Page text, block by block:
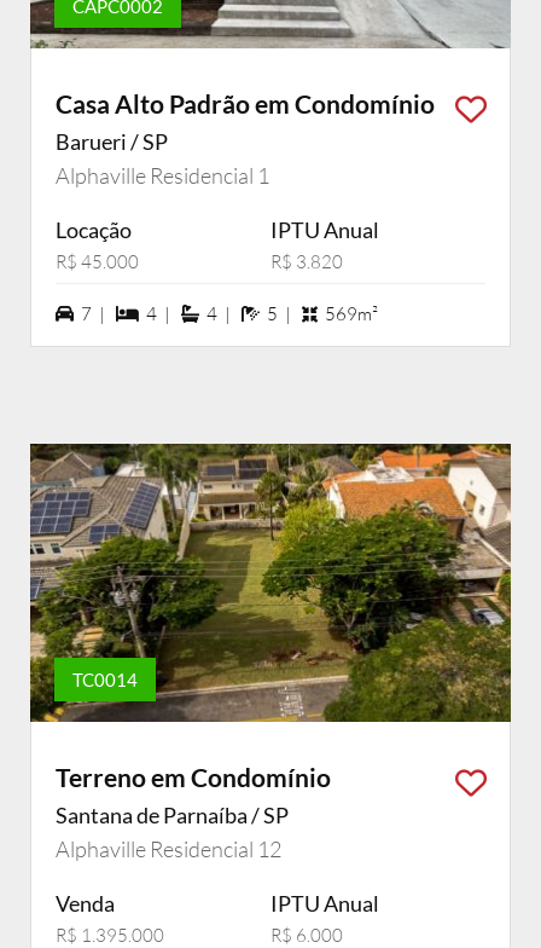
CAPC0002
Casa Alto Padrão em Condomínio
Barueri / SP
Alphaville Residencial 1
Locação
R$ 45.000
IPTU Anual
R$ 3.820
7 vagas na garagem
7 | 4 dormiórios
4 | 4 suítes
4 | 5 banheiros
5 | 569m²
TC0014
Terreno em Condomínio
Santana de Parnaíba / SP
Alphaville Residencial 12
Venda
R$ 1.395.000
IPTU Anual
R$ 6.000